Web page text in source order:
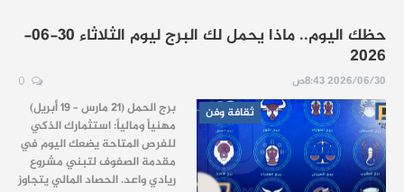
حظك اليوم.. ماذا يحمل لك البرج ليوم الثلاثاء 30-06-
2026
2026/06/30 8:43ص
ثقافة وفن
برج الحمل (21 مارس – 19 أبريل)
مهنياً ومالياً: استثمارك الذكي
للفرص المتاحة يضعك اليوم في
مقدمة الصفوف لتبني مشروع
ريادي واعد. الحصاد المالي يتجاوز